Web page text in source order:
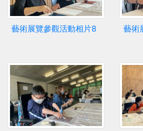
藝術展覽參觀活動相片8 藝術